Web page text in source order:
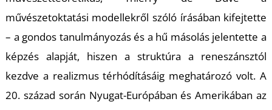
művészetoktatási modellekről szóló írásában kifejtette
– a gondos tanulmányozás és a hű másolás jelentette a
képzés alapját, hiszen a struktúra a reneszánsztól
kezdve a realizmus térhódításáig meghatározó volt. A
20. század során Nyugat-Európában és Amerikában az